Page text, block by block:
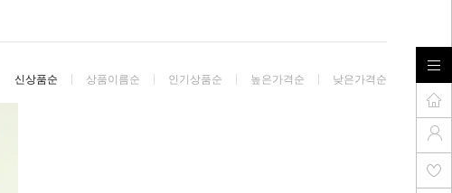
신상품순 상품이름순 인기상품순 높은가격순 낮은가격순